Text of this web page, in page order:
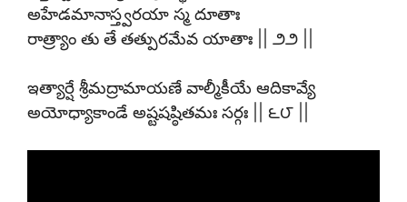
అహేడమానాస్త్వరయా స్మ దూతాః
రాత్ర్యాం తు తే తత్పురమేవ యాతాః || ౨౨ ||
ఇత్యార్షే శ్రీమద్రామాయణే వాల్మీకీయే ఆదికావ్యే
అయోధ్యాకాండే అష్టషష్ఠితమః సర్గః || ౬౮ ||